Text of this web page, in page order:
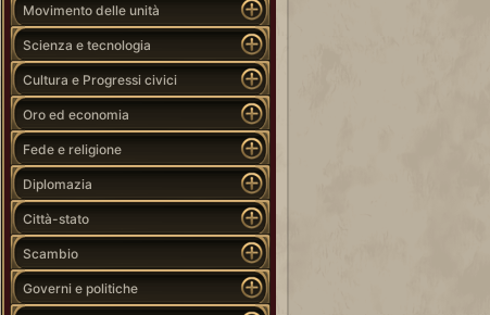
Movimento delle unità
Scienza e tecnologia
Cultura e Progressi civici
Oro ed economia
Fede e religione
Diplomazia
Città-stato
Scambio
Governi e politiche